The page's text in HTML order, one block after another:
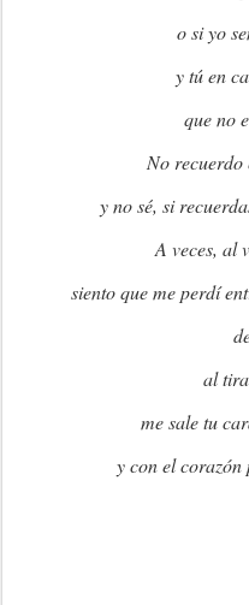
o si yo
y tú en
que no
No recuerdo
y no sé, si
A veces, al
siento que me perdí
al
me sale tu
y con el corazón